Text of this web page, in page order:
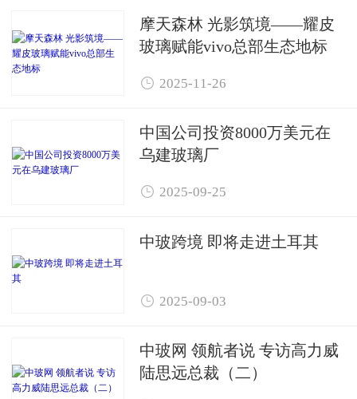
摩天森林 光影筑境——耀皮
玻璃赋能vivo总部生态地标
 2025-11-26
中国公司投资8000万美元在
乌建玻璃厂
 2025-09-25
中玻跨境 即将走进土耳其
 2025-09-03
中玻网 领航者说 专访高力威
陆思远总裁（二）